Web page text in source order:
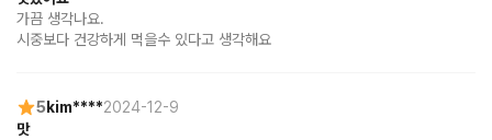
가끔 생각나요.
시중보다 건강하게 먹을수 있다고 생각해요
5 kim****2024-12-9
맛